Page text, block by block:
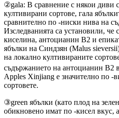
②gala: В сравнение с някои диви
култивирани сортове, гала
сравнително по -ниски нива на
Изследванията са установили, че
киселина, антоцианин В2 и
ябълки на Синдзян (Malus
на локално култивираните
съдържанието на антоцианин В2
Apples Xinjiang е значително по -
сортовете.
③green ябълки (като плод на
обикновено имат по -кисел вкус,